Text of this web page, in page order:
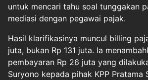
untuk mencari tahu soal tunggakan
mediasi dengan pegawai pajak.
Hasil klarifikasinya muncul billing
juta, bukan Rp 131 juta. Ia
pembayaran Rp 26 juta yang
Suryono kepada pihak KPP Pratama